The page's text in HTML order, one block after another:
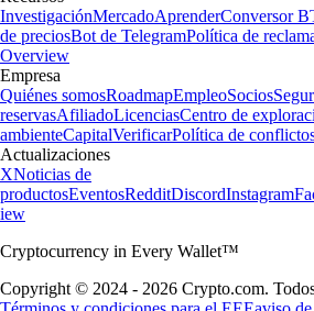
InvestigaciónMercadoAprenderConversor
de preciosBot de TelegramPolítica de
Overview
Empresa
Quiénes somosRoadmapEmpleoSocios
reservasAfiliadoLicenciasCentro de
ambienteCapitalVerificarPolítica de
Actualizaciones
XNoticias de
productosEventosRedditDiscordInstagram
iew
Cryptocurrency in Every Wallet™
Copyright © 2024 - 2026 Crypto.com.